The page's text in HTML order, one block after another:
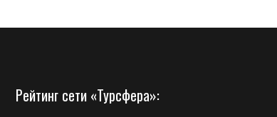
Рейтинг сети «Турсфера»: